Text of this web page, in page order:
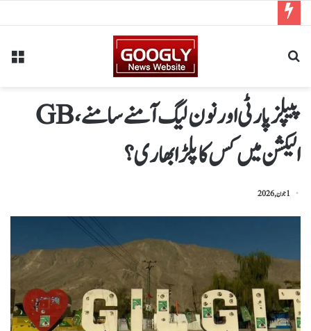
پیپلز پارٹی اور نون لیگ آمنے سامنے، GB
الیکشن میں کس کا پلڑا بھاری؟
1 جون, 2026